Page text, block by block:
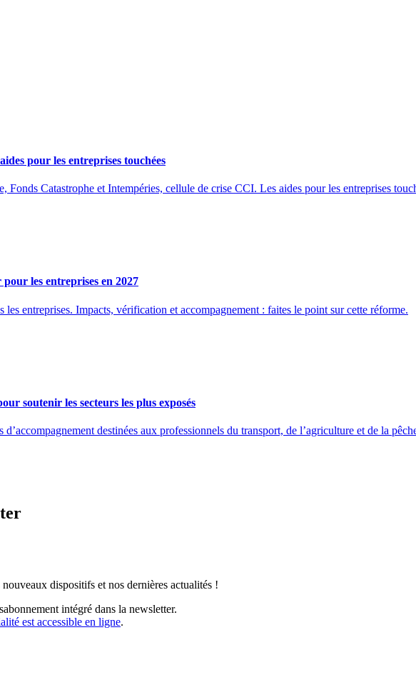
pour les entreprises touchées
Catastrophe et Intempéries, cellule de crise CCI. Les aides pour les entreprises
les entreprises en 2027
entreprises. Impacts, vérification et accompagnement : faites le point sur cette réforme.
soutenir les secteurs les plus exposés
destinées aux professionnels du transport, de l’agriculture et de la
dispositifs et nos dernières actualités !
intégré dans la newsletter.
est accessible en ligne.